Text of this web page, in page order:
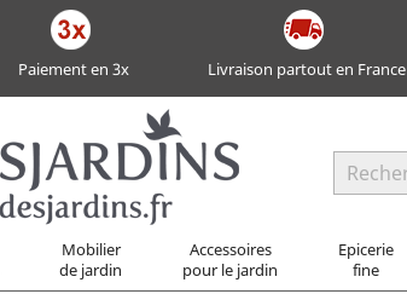
Paiement en 3x Livraison partout en France
Mobilier
de jardin
Accessoires
pour le jardin
Epicerie
fine